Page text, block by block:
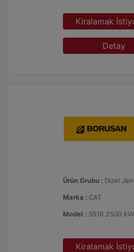
Kiralamak
Detay
Ürün Grubu : Dizel
Marka : CAT
Model : 3516 2500
Kiralamak